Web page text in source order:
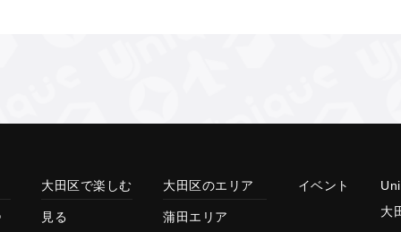
大田区で楽しむ
見る
大田区のエリア
蒲田エリア
イベント
大